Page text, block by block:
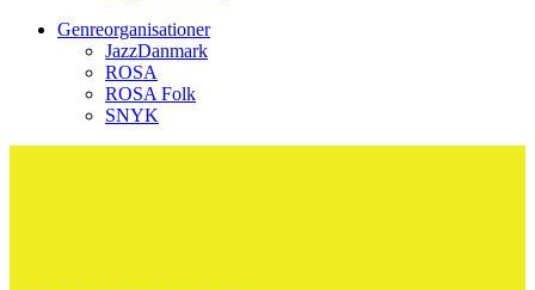
Genreorganisationer
JazzDanmark
ROSA
ROSA Folk
SNYK